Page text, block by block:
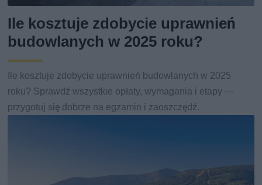
Ile kosztuje zdobycie uprawnień
budowlanych w 2025 roku?
Ile kosztuje zdobycie uprawnień budowlanych w 2025
roku? Sprawdź wszystkie opłaty, wymagania i etapy —
przygotuj się dobrze na egzamin i zaoszczędź.